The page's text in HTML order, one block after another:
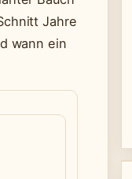
Jahre
wann ein